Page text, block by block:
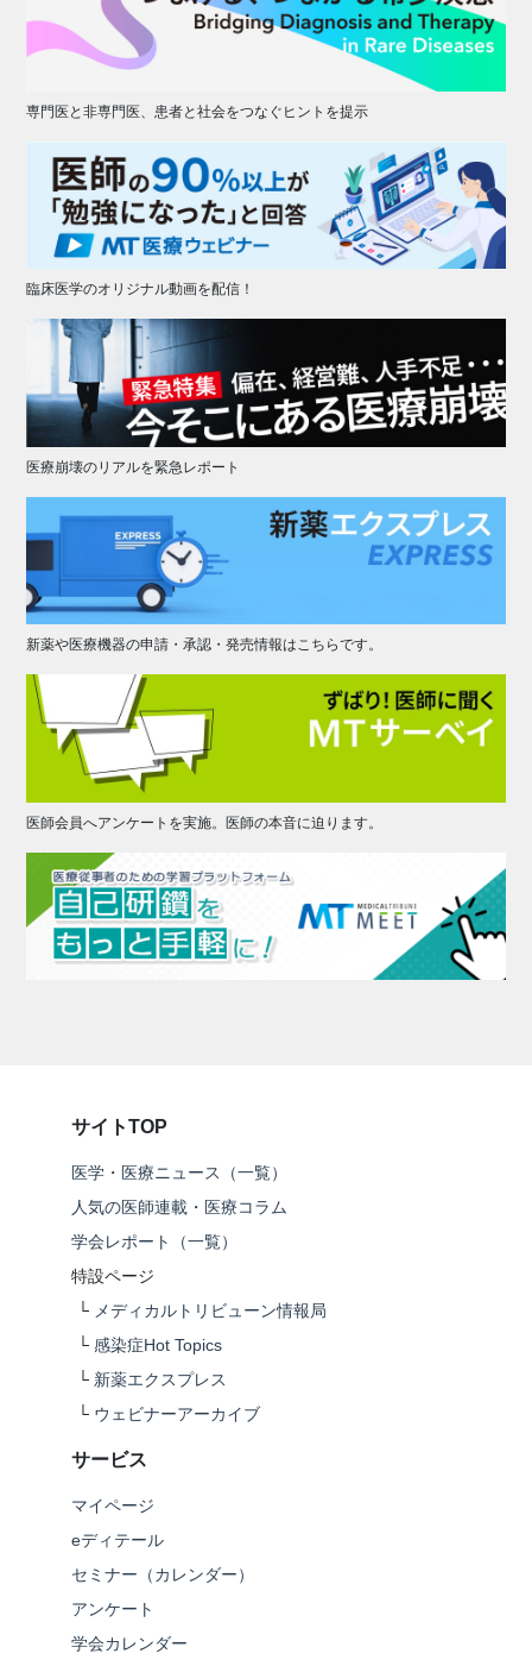
専門医と非専門医、患者と社会をつなぐヒントを提示
臨床医学のオリジナル動画を配信！
医療崩壊のリアルを緊急レポート
新薬や医療機器の申請・承認・発売情報はこちらです。
医師会員へアンケートを実施。医師の本音に迫ります。
サイトTOP
医学・医療ニュース（一覧）
人気の医師連載・医療コラム
学会レポート（一覧）
特設ページ
└ メディカルトリビューン情報局
└ 感染症Hot Topics
└ 新薬エクスプレス
└ ウェビナーアーカイブ
サービス
マイページ
eディテール
セミナー（カレンダー）
アンケート
学会カレンダー